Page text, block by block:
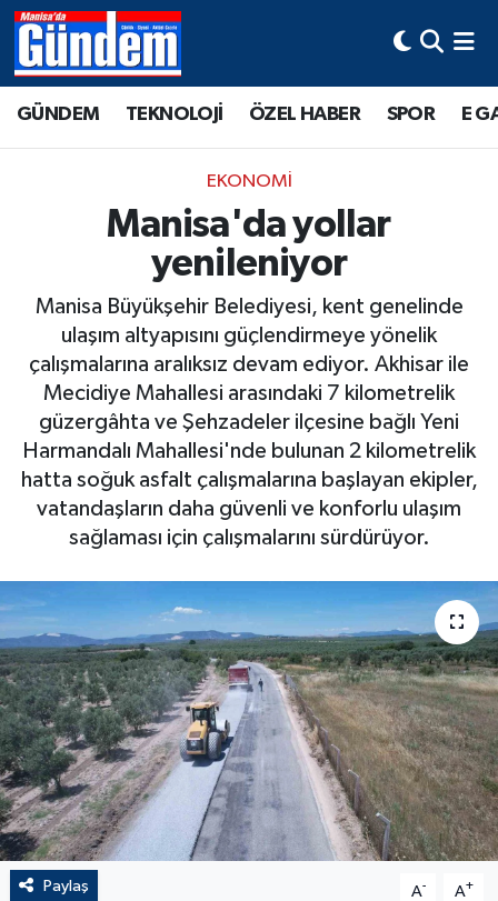
GÜNDEM TEKNOLOJİ ÖZEL HABER SPOR E
EKONOMİ
Manisa'da yollar
yenileniyor
Manisa Büyükşehir Belediyesi, kent genelinde
ulaşım altyapısını güçlendirmeye yönelik
çalışmalarına aralıksız devam ediyor. Akhisar ile
Mecidiye Mahallesi arasındaki 7 kilometrelik
güzergâhta ve Şehzadeler ilçesine bağlı Yeni
Harmandalı Mahallesi'nde bulunan 2 kilometrelik
hatta soğuk asfalt çalışmalarına başlayan ekipler,
vatandaşların daha güvenli ve konforlu ulaşım
sağlaması için çalışmalarını sürdürüyor.
Paylaş A- A+
Manisa Hava Durumu
Tüm Manşetler
Son Dakika Haberleri
Haber Arşivi